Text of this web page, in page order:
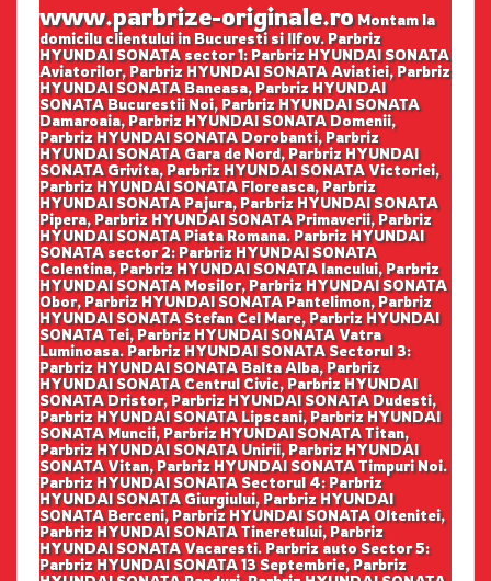
www.parbrize-originale.roMontam la
domicilu clientului in Bucuresti si Ilfov. Parbriz
HYUNDAI SONATA sector 1: Parbriz HYUNDAI SONATA
Aviatorilor, Parbriz HYUNDAI SONATA Aviatiei, Parbriz
HYUNDAI SONATA Baneasa, Parbriz HYUNDAI
SONATA Bucurestii Noi, Parbriz HYUNDAI SONATA
Damaroaia, Parbriz HYUNDAI SONATA Domenii,
Parbriz HYUNDAI SONATA Dorobanti, Parbriz
HYUNDAI SONATA Gara de Nord, Parbriz HYUNDAI
SONATA Grivita, Parbriz HYUNDAI SONATA Victoriei,
Parbriz HYUNDAI SONATA Floreasca, Parbriz
HYUNDAI SONATA Pajura, Parbriz HYUNDAI SONATA
Pipera, Parbriz HYUNDAI SONATA Primaverii, Parbriz
HYUNDAI SONATA Piata Romana. Parbriz HYUNDAI
SONATA sector 2: Parbriz HYUNDAI SONATA
Colentina, Parbriz HYUNDAI SONATA Iancului, Parbriz
HYUNDAI SONATA Mosilor, Parbriz HYUNDAI SONATA
Obor, Parbriz HYUNDAI SONATA Pantelimon, Parbriz
HYUNDAI SONATA Stefan Cel Mare, Parbriz HYUNDAI
SONATA Tei, Parbriz HYUNDAI SONATA Vatra
Luminoasa. Parbriz HYUNDAI SONATA Sectorul 3:
Parbriz HYUNDAI SONATA Balta Alba, Parbriz
HYUNDAI SONATA Centrul Civic, Parbriz HYUNDAI
SONATA Dristor, Parbriz HYUNDAI SONATA Dudesti,
Parbriz HYUNDAI SONATA Lipscani, Parbriz HYUNDAI
SONATA Muncii, Parbriz HYUNDAI SONATA Titan,
Parbriz HYUNDAI SONATA Unirii, Parbriz HYUNDAI
SONATA Vitan, Parbriz HYUNDAI SONATA Timpuri Noi.
Parbriz HYUNDAI SONATA Sectorul 4: Parbriz
HYUNDAI SONATA Giurgiului, Parbriz HYUNDAI
SONATA Berceni, Parbriz HYUNDAI SONATA Oltenitei,
Parbriz HYUNDAI SONATA Tineretului, Parbriz
HYUNDAI SONATA Vacaresti. Parbriz auto Sector 5:
Parbriz HYUNDAI SONATA 13 Septembrie, Parbriz